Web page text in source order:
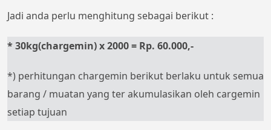
Jadi anda perlu menghitung sebagai berikut :
* 30kg(chargemin) x 2000 = Rp. 60.000,-
*) perhitungan chargemin berikut berlaku untuk semua
barang / muatan yang ter akumulasikan oleh cargemin
setiap tujuan